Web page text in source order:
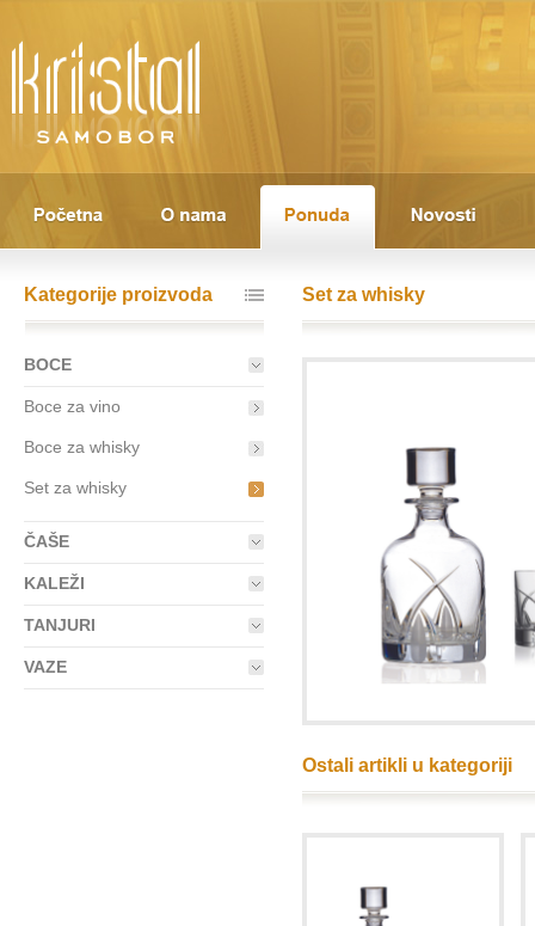
Kategorije proizvoda
BOCE
Boce za vino
Boce za whisky
Set za whisky
ČAŠE
KALEŽI
TANJURI
VAZE
Set za whisky
Ostali artikli u kategoriji